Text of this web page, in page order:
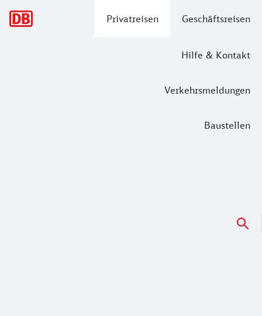
Privatreisen Geschäftsreisen
Hilfe & Kontakt
Verkehrsmeldungen
Baustellen